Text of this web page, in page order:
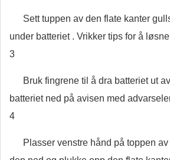
Sett tuppen av den flate kanter
under batteriet . Vrikker tips for å
3
Bruk fingrene til å dra batteriet ut
batteriet ned på avisen med
4
Plasser venstre hånd på toppen